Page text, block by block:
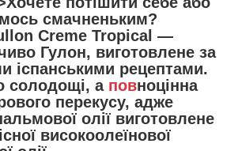
смачненьким?
Creme Tropical —
Гулон, виготовлене за
іспанськими рецептами.
солодощі, аповноцінна
перекусу, адже
олії виготовлене
високоолеїнової